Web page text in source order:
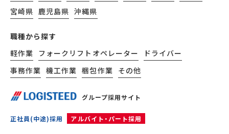
グループ採用サイト
正社員(中途)採用 アルバイト・パート採用
宮崎県 鹿児島県 沖縄県
職種から探す
軽作業
フォークリフトオペレーター
ドライバー
事務作業 機工作業 梱包作業 その他